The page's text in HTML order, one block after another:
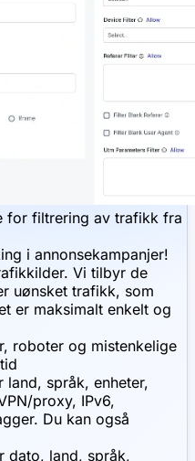
for filtrering av trafikk fra
i annonsekampanjer!
Vi tilbyr de
uønsket trafikk, som
er maksimalt enkelt og
roboter og mistenkelige
land, språk, enheter,
proxy, IPv6,
Du kan også
dato, land, språk,